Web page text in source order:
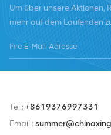
Dienstleistern zählen
Nortel, Siemens und
Marktanteil durch
Dienstleistungen,
Um über unsere Aktionen,
mehr auf dem Laufenden
Tel :+8619376997331
Email :